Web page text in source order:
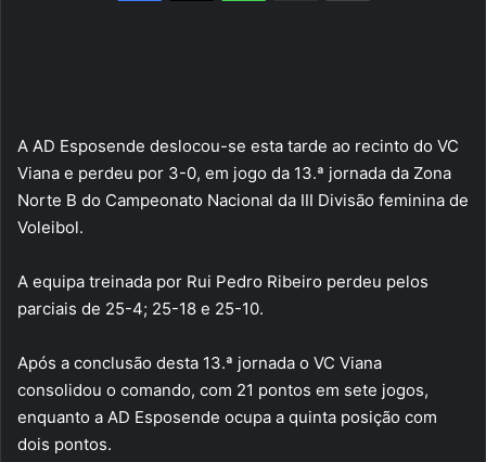
A AD Esposende deslocou-se esta tarde ao recinto do VC
Viana e perdeu por 3-0, em jogo da 13.ª jornada da Zona
Norte B do Campeonato Nacional da III Divisão feminina de
Voleibol.
A equipa treinada por Rui Pedro Ribeiro perdeu pelos
parciais de 25-4; 25-18 e 25-10.
Após a conclusão desta 13.ª jornada o VC Viana
consolidou o comando, com 21 pontos em sete jogos,
enquanto a AD Esposende ocupa a quinta posição com
dois pontos.